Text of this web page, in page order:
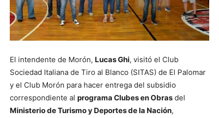
El intendente de Morón, Lucas Ghi, visitó el Club
Sociedad Italiana de Tiro al Blanco (SITAS) de El Palomar
y el Club Morón para hacer entrega del subsidio
correspondiente al programa Clubes en Obras del
Ministerio de Turismo y Deportes de la Nación,